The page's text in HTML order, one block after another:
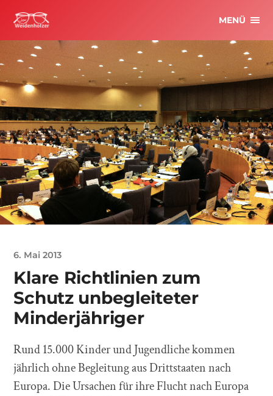
MENÜ
6. Mai 2013
Klare Richtlinien zum
Schutz unbegleiteter
Minderjähriger
Rund 15.000 Kinder und Jugendliche kommen
jährlich ohne Begleitung aus Drittstaaten nach
Europa. Die Ursachen für ihre Flucht nach Europa